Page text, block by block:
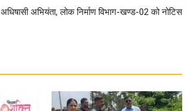
अधिषासी अभियंता, लोक निर्माण विभाग-खण्ड-02 को नोटिस